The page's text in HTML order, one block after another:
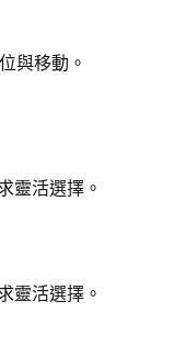
與移動。
靈活選擇。
靈活選擇。